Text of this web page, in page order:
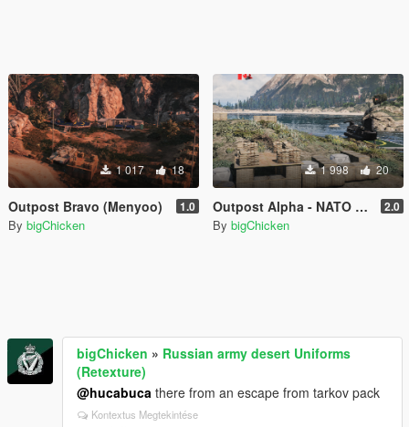
1 017 18
Outpost Bravo (Menyoo) 1.0
By bigChicken
1 998 20
Outpost Alpha - NATO Military Base (Menyoo) 2.0
By bigChicken
bigChicken » Russian army desert Uniforms
(Retexture)
@hucabuca there from an escape from tarkov pack
Kontextus Megtekintése